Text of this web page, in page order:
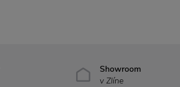
Showroom
v Zlíne